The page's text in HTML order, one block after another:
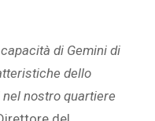
di Gemini di
dello
nostro quartiere